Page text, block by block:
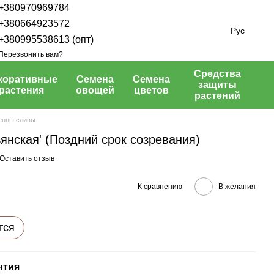
(опт)
вам?
Рус
растения
Семена
овощей
Семена
цветов
Средства
защиты
растений
сливы
(Поздний срок созревания)
Оставить отзыв
К сравнению В желания